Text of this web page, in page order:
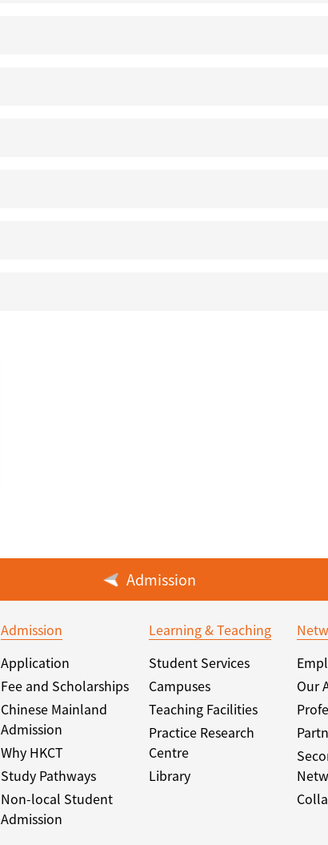
Admission
Admission
Application
Fee and Scholarships
Chinese Mainland
Admission
Why HKCT
Study Pathways
Non-local Student
Admission
Learning & Teaching
Student Services
Campuses
Teaching Facilities
Practice Research
Centre
Library
Our